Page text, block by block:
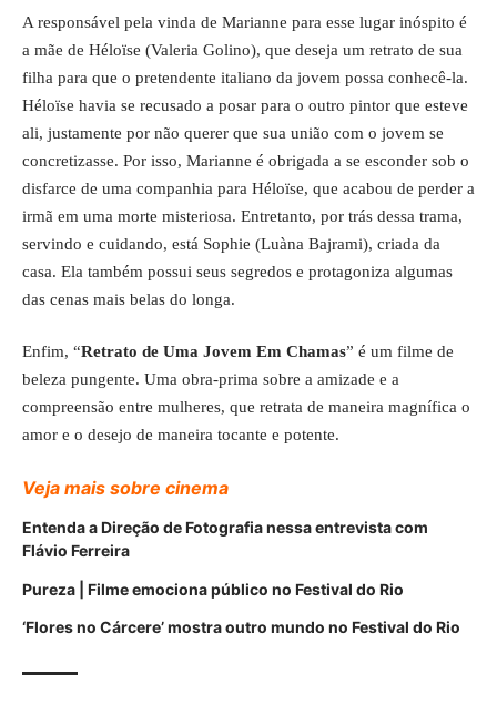
A responsável pela vinda de Marianne para esse lugar inóspito é
a mãe de Héloïse (Valeria Golino), que deseja um retrato de sua
filha para que o pretendente italiano da jovem possa conhecê-la.
Héloïse havia se recusado a posar para o outro pintor que esteve
ali, justamente por não querer que sua união com o jovem se
concretizasse. Por isso, Marianne é obrigada a se esconder sob o
disfarce de uma companhia para Héloïse, que acabou de perder a
irmã em uma morte misteriosa. Entretanto, por trás dessa trama,
servindo e cuidando, está Sophie (Luàna Bajrami), criada da
casa. Ela também possui seus segredos e protagoniza algumas
das cenas mais belas do longa.
Enfim, “Retrato de Uma Jovem Em Chamas” é um filme de
beleza pungente. Uma obra-prima sobre a amizade e a
compreensão entre mulheres, que retrata de maneira magnífica o
amor e o desejo de maneira tocante e potente.
Veja mais sobre cinema
Entenda a Direção de Fotografia nessa entrevista com
Flávio Ferreira
Pureza | Filme emociona público no Festival do Rio
‘Flores no Cárcere’ mostra outro mundo no Festival do Rio